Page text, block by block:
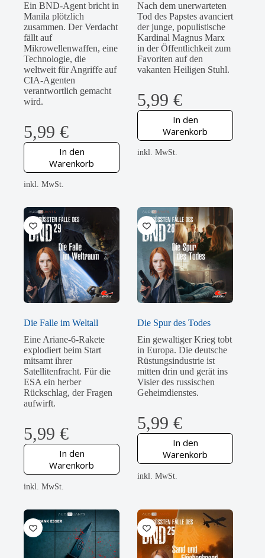
Ein BND-Agent bricht in
Manila plötzlich
zusammen. Der Verdacht
fällt auf
Mikrowellenwaffen, eine
Technologie, die
weltweit für Angriffe auf
CIA-Agenten
verantwortlich gemacht
wird.
5,99 €
In den
Warenkorb
inkl. MwSt.
Nach dem unerwarteten
Tod des Papstes avanciert
der junge, populistische
Kardinal Magnus Marx
in der Öffentlichkeit zum
Favoriten auf den
vakanten Heiligen Stuhl.
5,99€
In den
Warenkorb
inkl. MwSt.
Die Falle im Weltall
Eine Ariane-6-Rakete
explodiert beim Start
mitsamt ihrer
Satellitenfracht. Für die
ESA ein herber
Rückschlag, der Fragen
aufwirft.
5,99 €
In den
Warenkorb
inkl. MwSt.
Die Spur des Todes
Ein gewaltiger Krieg tobt
in Europa. Die deutsche
Rüstungsindustrie ist
mitten drin und gerät ins
Visier des russischen
Geheimdienstes.
5,99€
In den
Warenkorb
inkl. MwSt.